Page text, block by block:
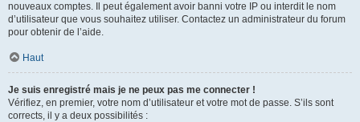
nouveaux comptes. Il peut également avoir banni votre IP ou interdit le nom
d’utilisateur que vous souhaitez utiliser. Contactez un administrateur du forum
pour obtenir de l’aide.
Haut
Je suis enregistré mais je ne peux pas me connecter !
Vérifiez, en premier, votre nom d’utilisateur et votre mot de passe. S’ils sont
corrects, il y a deux possibilités :